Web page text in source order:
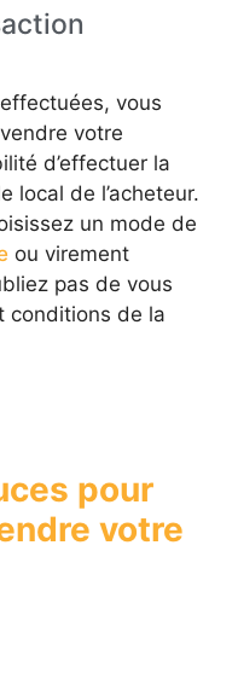
vous
votre
d’effectuer la
local de l’acheteur.
un mode de
ou virement
pas de vous
conditions de la
pour
votre